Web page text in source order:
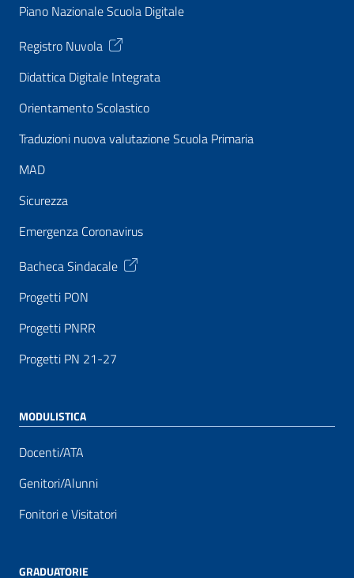
Piano Nazionale Scuola Digitale
Registro Nuvola
Didattica Digitale Integrata
Orientamento Scolastico
Traduzioni nuova valutazione Scuola Primaria
MAD
Sicurezza
Emergenza Coronavirus
Bacheca Sindacale
Progetti PON
Progetti PNRR
Progetti PN 21-27
MODULISTICA
Docenti/ATA
Genitori/Alunni
Fonitori e Visitatori
GRADUATORIE